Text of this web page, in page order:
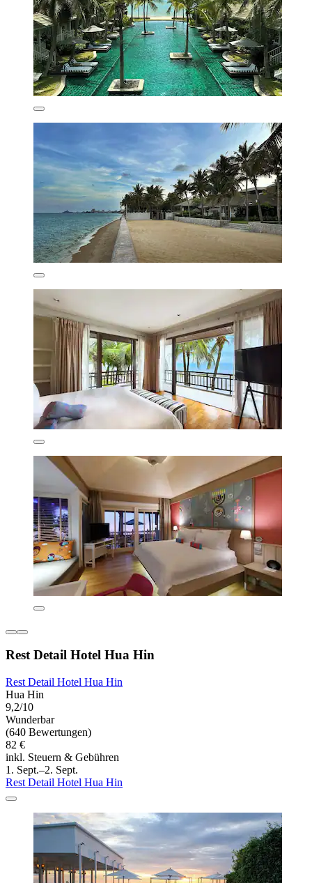
Rest Detail Hotel Hua Hin
Rest Detail Hotel Hua Hin
Hua Hin
9,2/10
Wunderbar
(640 Bewertungen)
82 €
inkl. Steuern & Gebühren
1. Sept.–2. Sept.
Rest Detail Hotel Hua Hin